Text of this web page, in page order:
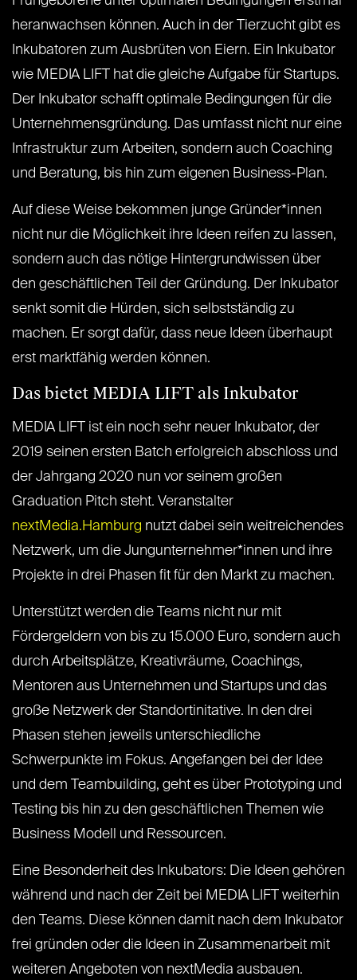
heranwachsen können. Auch in der Tierzucht gibt es
Inkubatoren zum Ausbrüten von Eiern. Ein Inkubator
wie MEDIA LIFT hat die gleiche Aufgabe für Startups.
Der Inkubator schafft optimale Bedingungen für die
Unternehmensgründung. Das umfasst nicht nur eine
Infrastruktur zum Arbeiten, sondern auch Coaching
und Beratung, bis hin zum eigenen Business-Plan.
Auf diese Weise bekommen junge Gründer*innen
nicht nur die Möglichkeit ihre Ideen reifen zu lassen,
sondern auch das nötige Hintergrundwissen über
den geschäftlichen Teil der Gründung. Der Inkubator
senkt somit die Hürden, sich selbstständig zu
machen. Er sorgt dafür, dass neue Ideen überhaupt
erst marktfähig werden können.
Das bietet MEDIA LIFT als Inkubator
MEDIA LIFT ist ein noch sehr neuer Inkubator, der
2019 seinen ersten Batch erfolgreich abschloss und
der Jahrgang 2020 nun vor seinem großen
Graduation Pitch steht. Veranstalter
nextMedia.Hamburg nutzt dabei sein weitreichendes
Netzwerk, um die Jungunternehmer*innen und ihre
Projekte in drei Phasen fit für den Markt zu machen.
Unterstützt werden die Teams nicht nur mit
Fördergeldern von bis zu 15.000 Euro, sondern auch
durch Arbeitsplätze, Kreativräume, Coachings,
Mentoren aus Unternehmen und Startups und das
große Netzwerk der Standortinitative. In den drei
Phasen stehen jeweils unterschiedliche
Schwerpunkte im Fokus. Angefangen bei der Idee
und dem Teambuilding, geht es über Prototyping und
Testing bis hin zu den geschäftlichen Themen wie
Business Modell und Ressourcen.
Eine Besonderheit des Inkubators: Die Ideen gehören
während und nach der Zeit bei MEDIA LIFT weiterhin
den Teams. Diese können damit nach dem Inkubator
frei gründen oder die Ideen in Zusammenarbeit mit
weiteren Angeboten von nextMedia ausbauen.